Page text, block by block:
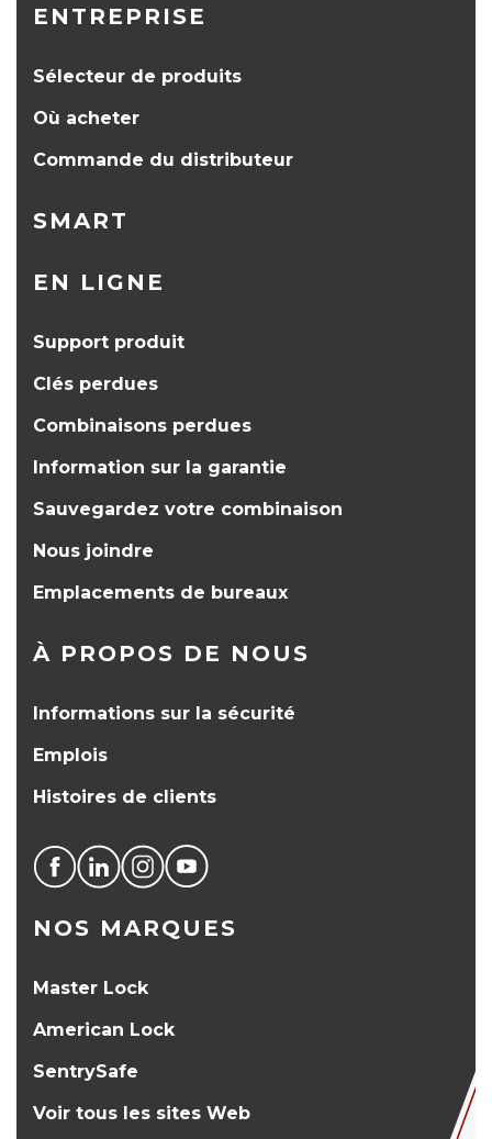
ENTREPRISE
Sélecteur de produits
Où acheter
Commande du distributeur
SMART
EN LIGNE
Support produit
Clés perdues
Combinaisons perdues
Information sur la garantie
Sauvegardez votre combinaison
Nous joindre
Emplacements de bureaux
À PROPOS DE NOUS
Informations sur la sécurité
Emplois
Histoires de clients
NOS MARQUES
Master Lock
American Lock
SentrySafe
Voir tous les sites Web